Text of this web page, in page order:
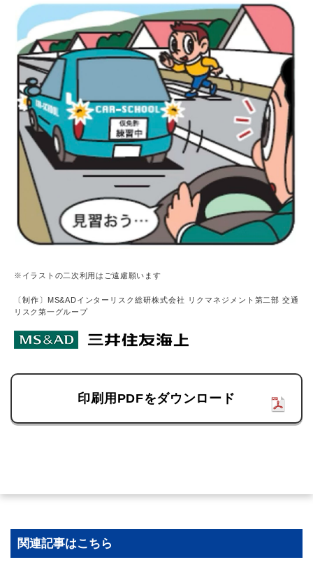
※イラストの二次利用はご遠慮願います
〔制作〕MS&ADインターリスク総研株式会社 リクマネジメント第二部 交通
リスク第一グループ
印刷用PDFをダウンロード
関連記事はこちら